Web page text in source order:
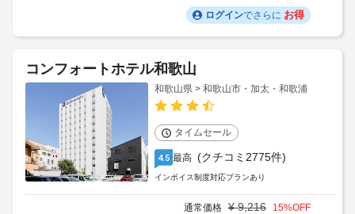
ログインでさらに お得
コンフォートホテル和歌山
和歌山県 > 和歌山市・加太・和歌浦
タイムセール
4.5 最高 (クチコミ2775件)
インボイス制度対応プランあり
通常価格 ¥ 9,216 15%OFF